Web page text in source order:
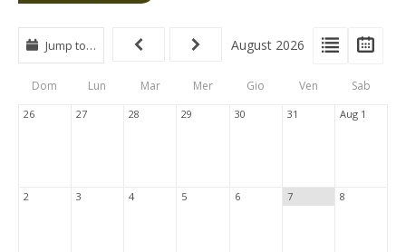
View
Type
Tabs
View
List
Jump to… August 2026
Dom Lun Mar Mer Gio Ven Sab
26 27 28 29 30 31 Aug 1
2 3 4 5 6 7 8